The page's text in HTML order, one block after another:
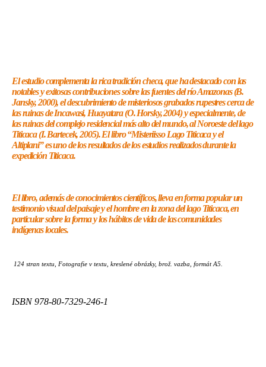
El estudio complementa la rica tradición checa, que ha destacado con las
notables y exitosas contribuciones sobre las fuentes del río Amazonas (B.
Jansky, 2000), el descubrimiento de misteriosos grabados rupestres cerca de
las ruinas de Incawasi, Huayatara (O. Horsky, 2004) y especialmente, de
las ruinas del complejo residencial más alto del mundo, al Noroeste del lago
Titicaca (I. Bartecek, 2005). El libro “Misteriisso Lago Titicaca y el
Altiplani” es uno de los resultados de los estudios realizados durante la
expedición Titicaca.
El libro, además de conocimientos científicos, lleva en forma popular un
testimonio visual del paisaje y el hombre en la zona del lago Titicaca, en
particular sobre la forma y los hábitos de vida de las comunidades
indígenas locales.
124 stran textu, Fotografie v textu, kreslené obrázky, brož. vazba, formát A5.
ISBN 978-80-7329-246-1